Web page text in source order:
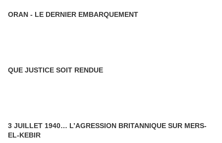
ORAN - LE DERNIER EMBARQUEMENT
QUE JUSTICE SOIT RENDUE
3 JUILLET 1940… L’AGRESSION BRITANNIQUE SUR MERS-
EL-KEBIR